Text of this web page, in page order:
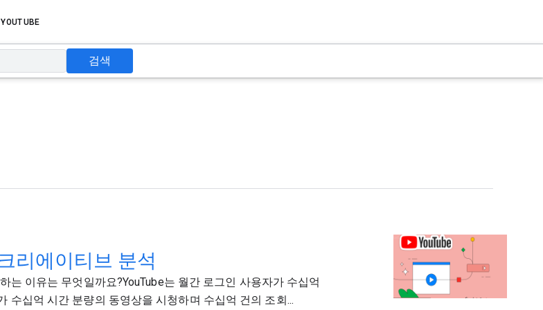
YOUTUBE
검색
리에이티브 분석
는 이유는 무엇일까요?YouTube는 월간 로그인 사용자가 수십억
수십억 시간 분량의 동영상을 시청하며 수십억 건의 조회...